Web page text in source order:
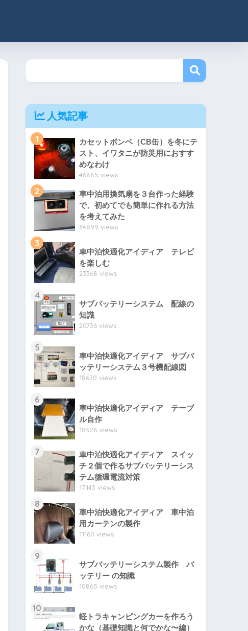
人気記事
1
カセットボンベ（CB缶）を冬にテ
スト、イワタニが防災用におすす
めなわけ
46885 views
2
車中泊用換気扇を３台作った経験
で、初めてでも簡単に作れる方法
を考えてみた
34899 views
3
車中泊快適化アイディア テレビ
を楽しむ
23368 views
4
サブバッテリーシステム 配線の
知識
20736 views
5
車中泊快適化アイディア サブバ
ッテリーシステム３号機配線図
18670 views
6
車中泊快適化アイディア テーブ
ル自作
18528 views
7
車中泊快適化アイディア スイッ
チ２個で作るサブバッテリーシス
テム循環電流対策
17143 views
8
車中泊快適化アイディア 車中泊
用カーテンの製作
11160 views
9
サブバッテリーシステム製作 バ
ッテリー の知識
10865 views
10
軽トラキャンピングカーを作ろう
かな（基礎知識と何でかな〜編）